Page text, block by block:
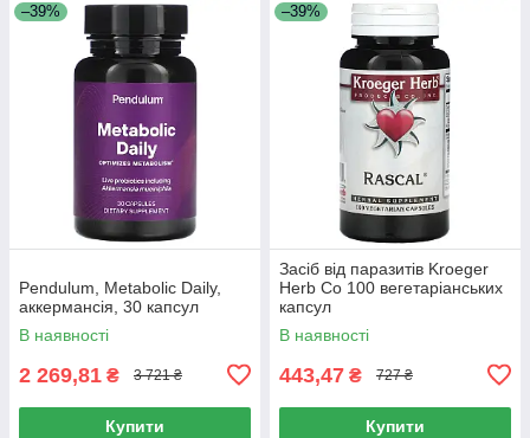
–39%
Pendulum, Metabolic Daily,
аккермансія, 30 капсул
В наявності
2 269,81 ₴ 3 721 ₴
Купити
–39%
Засіб від паразитів Kroeger
Herb Co 100 вегетаріанських
капсул
В наявності
443,47 ₴ 727 ₴
Купити